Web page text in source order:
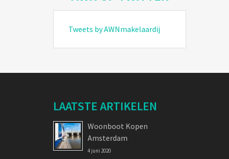
Tweets by AWNmakelaardij
LAATSTE ARTIKELEN
Woonboot Kopen
Amsterdam
4 juni 2020